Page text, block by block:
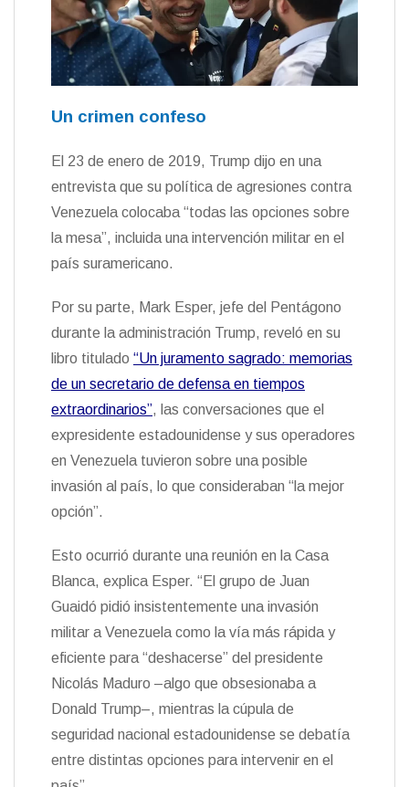
Un crimen confeso
El 23 de enero de 2019, Trump dijo en una
entrevista que su política de agresiones contra
Venezuela colocaba “todas las opciones sobre
la mesa”, incluida una intervención militar en el
país suramericano.
Por su parte, Mark Esper, jefe del Pentágono
durante la administración Trump, reveló en su
libro titulado “Un juramento sagrado: memorias
de un secretario de defensa en tiempos
extraordinarios”, las conversaciones que el
expresidente estadounidense y sus operadores
en Venezuela tuvieron sobre una posible
invasión al país, lo que consideraban “la mejor
opción”.
Esto ocurrió durante una reunión en la Casa
Blanca, explica Esper. “El grupo de Juan
Guaidó pidió insistentemente una invasión
militar a Venezuela como la vía más rápida y
eficiente para “deshacerse” del presidente
Nicolás Maduro –algo que obsesionaba a
Donald Trump–, mientras la cúpula de
seguridad nacional estadounidense se debatía
entre distintas opciones para intervenir en el